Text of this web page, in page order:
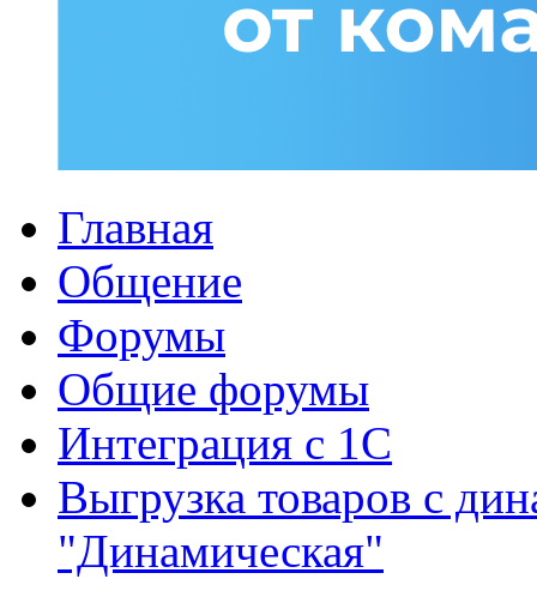
Главная
Общение
Форумы
Общие форумы
Интеграция с 1С
Выгрузка товаров с
"Динамическая"